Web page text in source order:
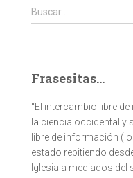
Buscar:
Buscar …
Frasesitas...
“El intercambio libre
la ciencia occidental y
libre de información
estado repitiendo
Iglesia a mediados del